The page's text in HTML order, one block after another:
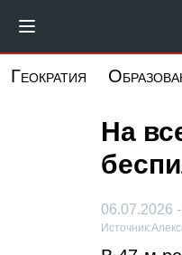
основному
Геократия
На
06.07.2026
Источник: